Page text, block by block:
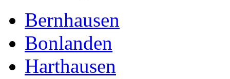
Bernhausen
Bonlanden
Harthausen